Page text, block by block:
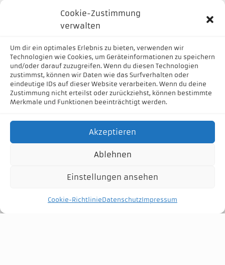
Cookie-Zustimmung
verwalten
Um dir ein optimales Erlebnis zu bieten, verwenden wir
Technologien wie Cookies, um Geräteinformationen zu speichern
und/oder darauf zuzugreifen. Wenn du diesen Technologien
zustimmst, können wir Daten wie das Surfverhalten oder
eindeutige IDs auf dieser Website verarbeiten. Wenn du deine
Zustimmung nicht erteilst oder zurückziehst, können bestimmte
Merkmale und Funktionen beeinträchtigt werden.
Akzeptieren
Ablehnen
Einstellungen ansehen
Cookie-RichtlinieDatenschutzImpressum
Mo-Fr. 07:00 - 17:00
Sa: geschlossen
So: geschlossen